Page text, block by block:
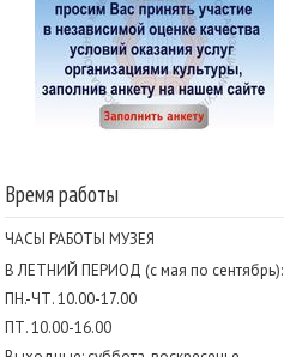
Время работы
ЧАСЫ РАБОТЫ МУЗЕЯ
В ЛЕТНИЙ ПЕРИОД (с мая по сентябрь):
ПН.-ЧТ. 10.00-17.00
ПТ. 10.00-16.00